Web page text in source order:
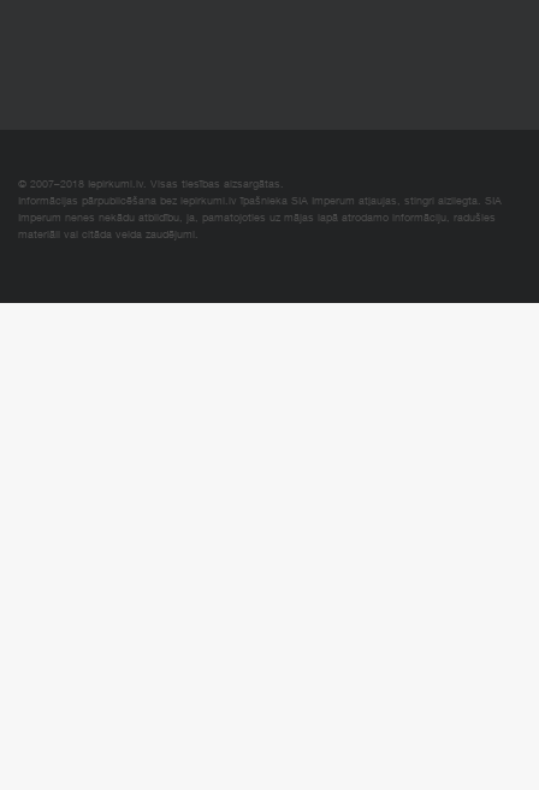
© 2007–2018 Iepirkumi.lv. Visas tiesības aizsargātas.
Informācijas pārpublicēšana bez iepirkumi.lv īpašnieka SIA Imperum atļaujas, stingri aizliegta. SIA
Imperum nenes nekādu atbildību, ja, pamatojoties uz mājas lapā atrodamo informāciju, radušies
materiāli vai citāda veida zaudējumi.